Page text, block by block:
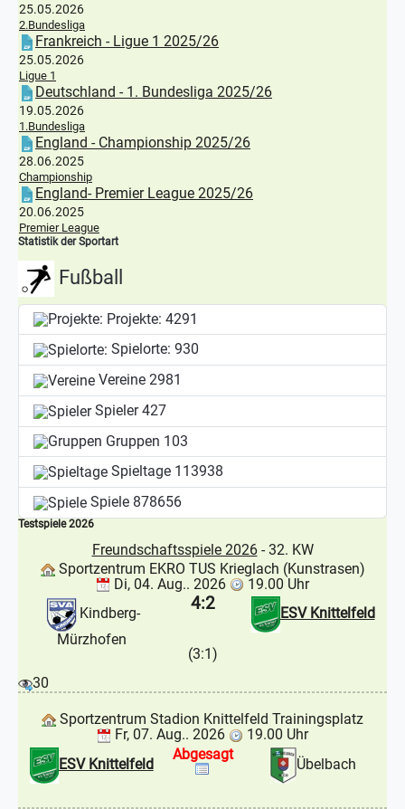
25.05.2026
2.Bundesliga
Frankreich - Ligue 1 2025/26
25.05.2026
Ligue 1
Deutschland - 1. Bundesliga 2025/26
19.05.2026
1.Bundesliga
England - Championship 2025/26
28.06.2025
Championship
England- Premier League 2025/26
20.06.2025
Premier League
Statistik der Sportart
Fußball
Projekte: 4291
Spielorte: 930
Vereine 2981
Spieler427
Gruppen 103
Spieltage 113938
Spiele 878656
Testspiele 2026
Freundschaftsspiele 2026- 32. KW
Sportzentrum EKRO TUS Krieglach (Kunstrasen)
Di, 04. Aug.. 2026
19.00 Uhr
Kindberg-
Mürzhofen
ESV Knittelfeld
4:2
(3:1)
30
Sportzentrum Stadion Knittelfeld Trainingsplatz
Fr, 07. Aug.. 2026
19.00 Uhr
ESV Knittelfeld
Übelbach
Abgesagt